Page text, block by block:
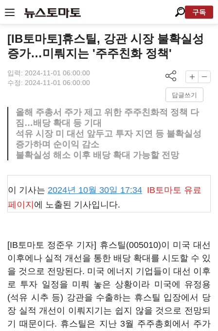
구독
[IB토마토]휴스틸, 강관 시장 불확실성
증가…미뤄지는 '주주친화 정책'
입력: 2024-11-01 06:00:00
수정: 2024-11-01 06:00:00
답글쓰기
올해 주총서 주가 제고 위한 주주친화적 정책 다
짐…배당 확대 등 기대
석유 시장 미 대선 앞두고 투자 지연 등 불확실성
증가하며 순이익 감소
불확실성 해소 이후 배당 확대 가능할 전망
이 기사는 2024년 10월 30일 17:34 IB토마토 유료
페이지 에 노출된 기사입니다.
[IB토마토 정준우 기자] 휴스틸(005010)이 미국 대선
이후에나 실적 개선을 통한 배당 확대를 시도할 수 있
을 것으로 전망된다. 미국 에너지 기업들이 대선 이후
로 투자 일정을 미뤄 놓은 상황이라 미국에 유정용
(석유 시추 등) 강관을 수출하는 휴스틸 입장에서 당
장 실적 개선이 이뤄지기는 쉽지 않을 것으로 전망되
기 때문이다. 휴스틸은 지난 3월 주주총회에서 주가